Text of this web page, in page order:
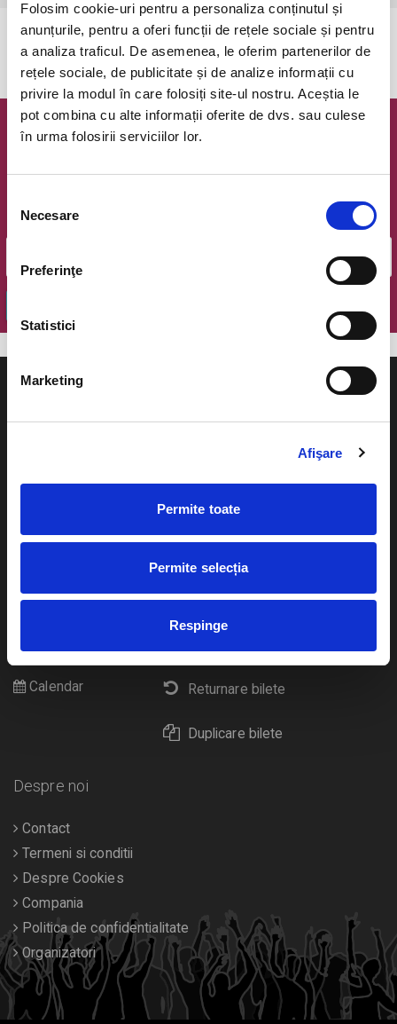
Folosim cookie-uri pentru a personaliza conținutul și
anunțurile, pentru a oferi funcții de rețele sociale și pentru
a analiza traficul. De asemenea, le oferim partenerilor de
rețele sociale, de publicitate și de analize informații cu
privire la modul în care folosiți site-ul nostru. Aceștia le
pot combina cu alte informații oferite de dvs. sau culese
în urma folosirii serviciilor lor.
consimțământului
Necesare
Preferinţe
Statistici
Marketing
Afişare
Permite toate
Permite selecția
Respinge
Evenimentul a expirat.
Newsletter @ Bilete.ro
Email
Cum comand bilete?
eBilet printat acasa
Returnare bilete
Duplicare bilete
Pentru copii
Diverse
Calendar
Despre noi
Contact
Termeni si conditii
Despre Cookies
Compania
Politica de confidentialitate
Organizatori